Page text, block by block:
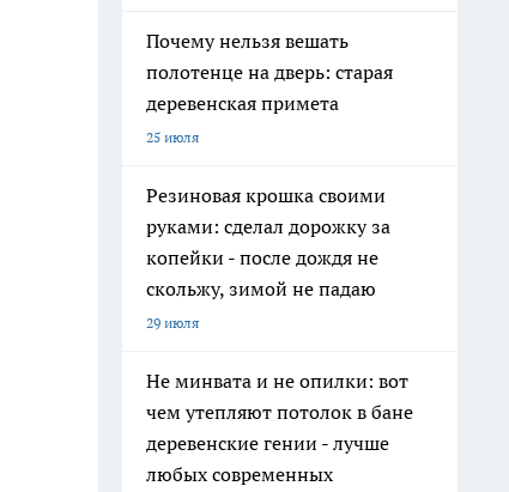
Почему нельзя вешать
полотенце на дверь: старая
деревенская примета
25 июля
Резиновая крошка своими
руками: сделал дорожку за
копейки - после дождя не
скольжу, зимой не падаю
29 июля
Не минвата и не опилки: вот
чем утепляют потолок в бане
деревенские гении - лучше
любых современных